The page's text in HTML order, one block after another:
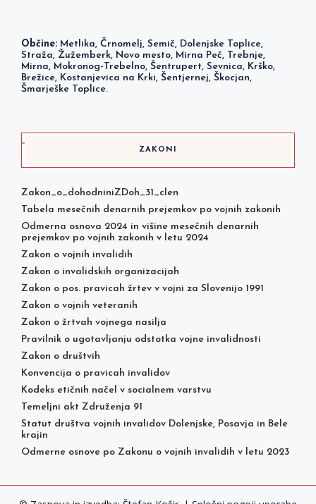
Občine: Metlika, Črnomelj, Semič, Dolenjske Toplice,
Straža, Žužemberk, Novo mesto, Mirna Peč, Trebnje,
Mirna, Mokronog-Trebelno, Šentrupert, Sevnica, Krško,
Brežice, Kostanjevica na Krki, Šentjernej, Škocjan,
Šmarješke Toplice.
ZAKONI
Zakon_o_dohodniniZDoh_31_clen
Tabela mesečnih denarnih prejemkov po vojnih zakonih
Odmerna osnova 2024 in višine mesečnih denarnih
prejemkov po vojnih zakonih v letu 2024
Zakon o vojnih invalidih
Zakon o invalidskih organizacijah
Zakon o pos. pravicah žrtev v vojni za Slovenijo 1991
Zakon o vojnih veteranih
Zakon o žrtvah vojnega nasilja
Pravilnik o ugotavljanju odstotka vojne invalidnosti
Zakon o društvih
Konvencija o pravicah invalidov
Kodeks etičnih načel v socialnem varstvu
Temeljni akt Združenja 91
Statut društva vojnih invalidov Dolenjske, Posavja in Bele
krajin
Odmerne osnove po Zakonu o vojnih invalidih v letu 2023